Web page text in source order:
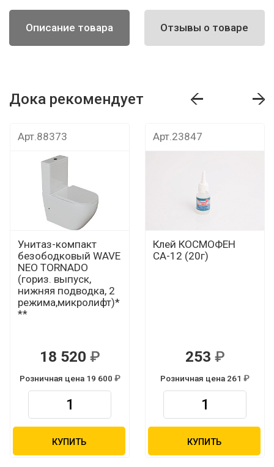
Описание товара Отзывы о товаре
Дока рекомендует
Арт.88373
Унитаз-компакт
безободковый WAVE
NEO TORNADO
(гориз. выпуск,
нижняя подводка, 2
режима,микролифт)*
**
18 520
Розничная цена 19 600
КУПИТЬ
Арт.23847
Клей КОСМОФЕН
СА-12 (20г)
253
Розничная цена 261
КУПИТЬ
Р
Р Р
Дока рекомендует Дока